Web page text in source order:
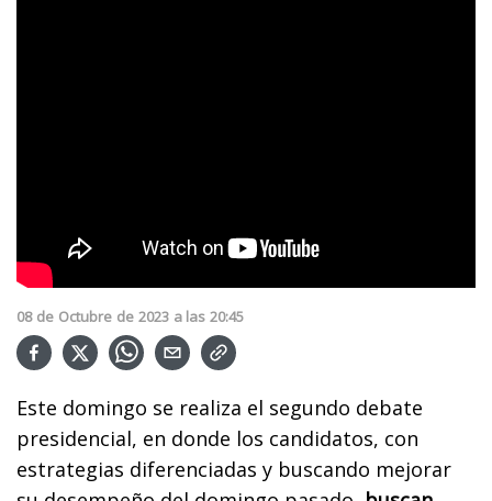
08 de Octubre de 2023 a las 20:45
Este domingo se realiza el segundo debate
presidencial, en donde los candidatos, con
estrategias diferenciadas y buscando mejorar